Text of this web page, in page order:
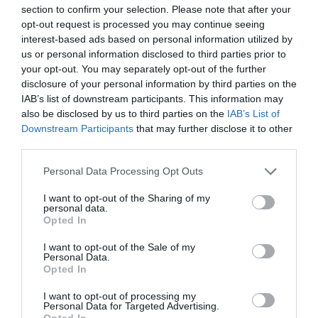
section to confirm your selection. Please note that after your
opt-out request is processed you may continue seeing
interest-based ads based on personal information utilized by
us or personal information disclosed to third parties prior to
your opt-out. You may separately opt-out of the further
disclosure of your personal information by third parties on the
IAB’s list of downstream participants. This information may
also be disclosed by us to third parties on the IAB’s List of
Downstream Participants that may further disclose it to other
Personal Data Processing Opt Outs
I want to opt-out of the Sharing of my
personal data.
Opted In
I want to opt-out of the Sale of my
Personal Data.
Opted In
I want to opt-out of processing my
Personal Data for Targeted Advertising.
Un ‘hub’ de atracción turística para todo Asia-
Pacífico
Aunque Brisbane se sitúa en las antípodas de
España, esta capital estatal australiana vive un notable
crecimiento económico, a través, principalmente, del
turismo. Zona costera, sus playas son muy conocidas
entre los amantes del surf de todo el mundo.
Cabe destacar queQueensland es el estado con
mayor tasa de crecimiento económico de Australia
la estrategia a largo plazo del sureste de Queensland
para mejorar la infraestructura de transporte local,
absorber el cambio demográfico y promover la
economía”, apunta el informe.
Además, mirando hacia el exterior, Australia trabaja
para posicionar a Queensland como un
conexiones directas con varias de las ciudades más
emergentes del mundo: Hong Kong, Shanghai,
Singapur…